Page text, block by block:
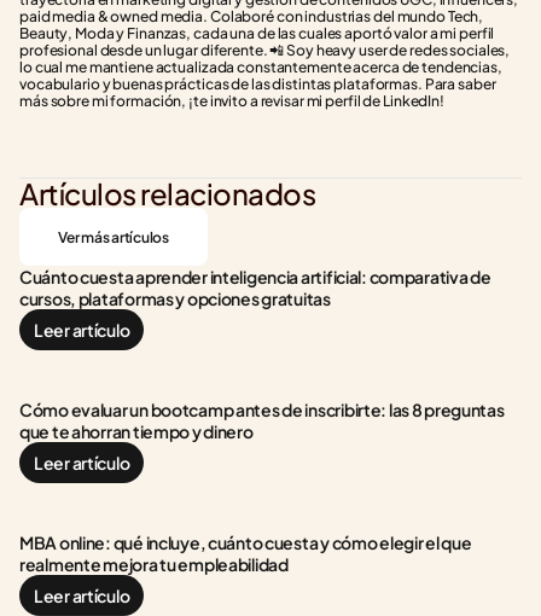
paid media & owned media. Colaboré con industrias del mundo Tech,
Beauty, Moda y Finanzas, cada una de las cuales aportó valor a mi perfil
profesional desde un lugar diferente. 📲 Soy heavy user de redes sociales,
lo cual me mantiene actualizada constantemente acerca de tendencias,
vocabulario y buenas prácticas de las distintas plataformas. Para saber
más sobre mi formación, ¡te invito a revisar mi perfil de LinkedIn!
Artículos relacionados
Ver más artículos
Cuánto cuesta aprender inteligencia artificial: comparativa de
cursos, plataformas y opciones gratuitas
Leer artículo
Cómo evaluar un bootcamp antes de inscribirte: las 8 preguntas
que te ahorran tiempo y dinero
Leer artículo
MBA online: qué incluye, cuánto cuesta y cómo elegir el que
realmente mejora tu empleabilidad
Leer artículo